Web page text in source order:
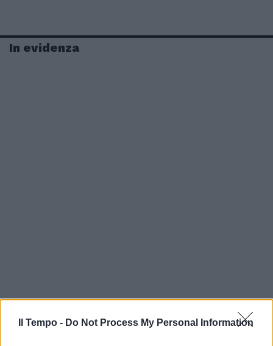
Il Tempo - Do Not Process My Personal Information
In evidenza